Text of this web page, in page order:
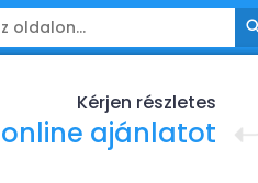
Kérjen részletes
online ajánlatot